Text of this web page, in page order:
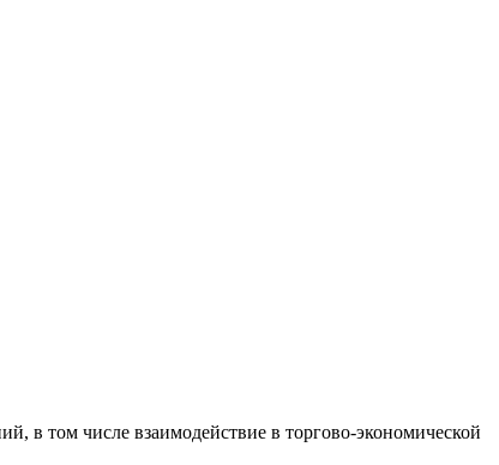
в том числе взаимодействие в торгово-экономической